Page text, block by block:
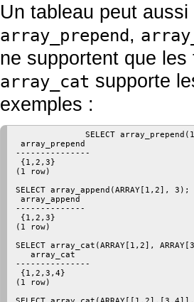
Un tableau peut
array_prepend,
ne supportent que
array_cat supporte
exemples :
SELECT
array_prepend
---------------
{1,2,3}
(1 row)
SELECT array_append(ARRAY[1,2], 3);
array_append
--------------
{1,2,3}
(1 row)
SELECT array_cat(ARRAY[1,2],
   array_cat
---------------
{1,2,3,4}
(1 row)